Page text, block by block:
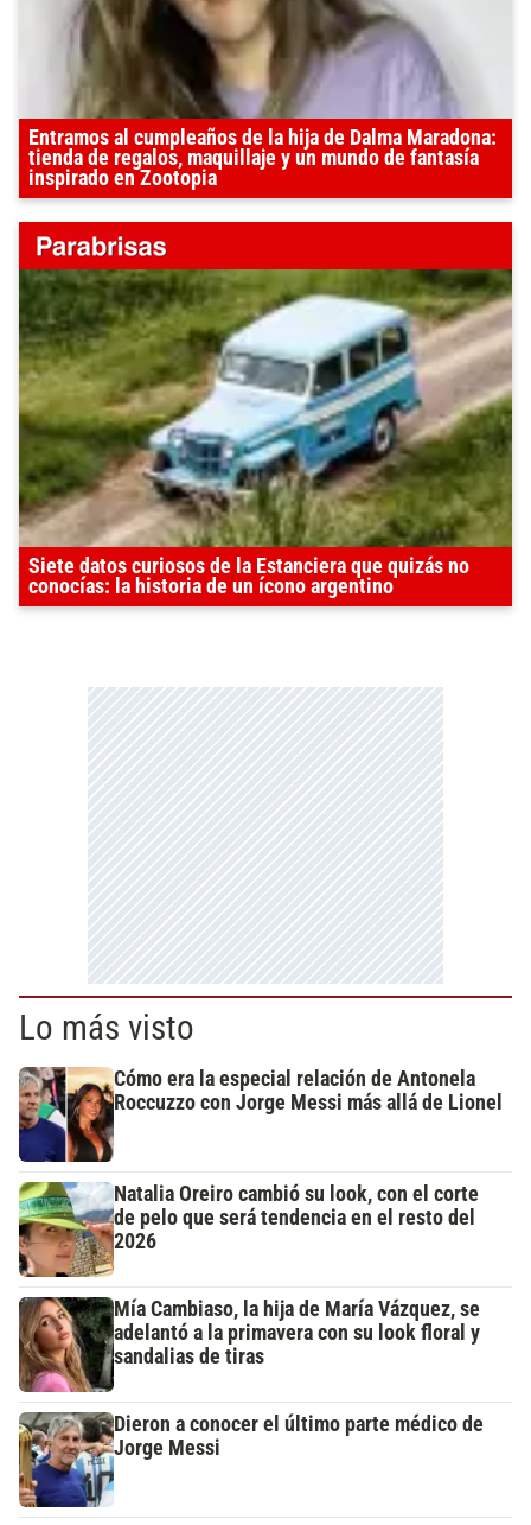
Entramos al cumpleaños de la hija de Dalma Maradona:
tienda de regalos, maquillaje y un mundo de fantasía
inspirado en Zootopia
Siete datos curiosos de la Estanciera que quizás no
conocías: la historia de un ícono argentino
Lo más visto
Cómo era la especial relación de Antonela
Roccuzzo con Jorge Messi más allá de Lionel
Natalia Oreiro cambió su look, con el corte
de pelo que será tendencia en el resto del
2026
Mía Cambiaso, la hija de María Vázquez, se
adelantó a la primavera con su look floral y
sandalias de tiras
Dieron a conocer el último parte médico de
Jorge Messi